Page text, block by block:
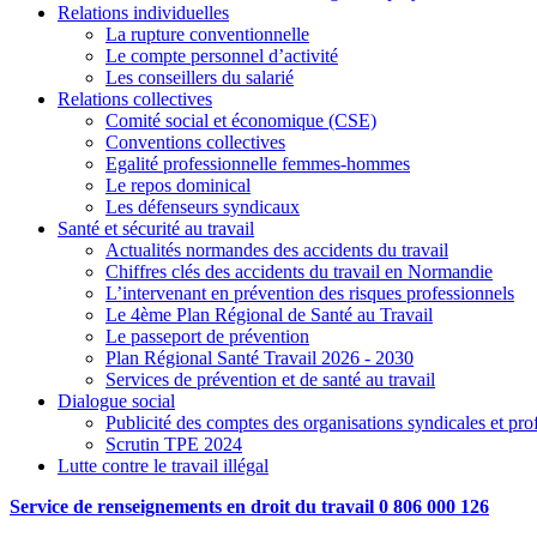
Relations individuelles
La rupture conventionnelle
Le compte personnel d’activité
Les conseillers du salarié
Relations collectives
Comité social et économique (CSE)
Conventions collectives
Egalité professionnelle femmes-hommes
Le repos dominical
Les défenseurs syndicaux
Santé et sécurité au travail
Actualités normandes des accidents du travail
Chiffres clés des accidents du travail en Normandie
L’intervenant en prévention des risques professionnels
Le 4ème Plan Régional de Santé au Travail
Le passeport de prévention
Plan Régional Santé Travail 2026 - 2030
Services de prévention et de santé au travail
Dialogue social
Publicité des comptes des organisations syndicales et
Scrutin TPE 2024
Lutte contre le travail illégal
Service de renseignements en droit du travail 0 806 000 126